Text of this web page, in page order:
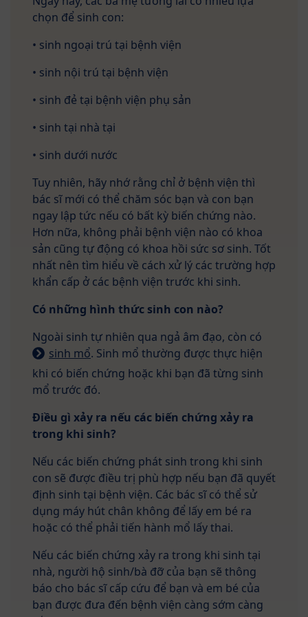
chọn để sinh con:
• sinh ngoại trú tại bệnh viện
• sinh nội trú tại bệnh viện
• sinh đẻ tại bệnh viện phụ sản
• sinh tại nhà tại
• sinh dưới nước
Tuy nhiên, hãy nhớ rằng chỉ ở bệnh viện thì
bác sĩ mới có thể chăm sóc bạn và con bạn
ngay lập tức nếu có bất kỳ biến chứng nào.
Hơn nữa, không phải bệnh viện nào có khoa
sản cũng tự động có khoa hồi sức sơ sinh. Tốt
nhất nên tìm hiểu về cách xử lý các trường hợp
khẩn cấp ở các bệnh viện trước khi sinh.
Có những hình thức sinh con nào?
Ngoài sinh tự nhiên qua ngả âm đạo, còn có
sinh mổ. Sinh mổ thường được thực hiện
khi có biến chứng hoặc khi bạn đã từng sinh
mổ trước đó.
Điều gì xảy ra nếu các biến chứng xảy ra
trong khi sinh?
Nếu các biến chứng phát sinh trong khi sinh
con sẽ được điều trị phù hợp nếu bạn đã quyết
định sinh tại bệnh viện. Các bác sĩ có thể sử
dụng máy hút chân không để lấy em bé ra
hoặc có thể phải tiến hành mổ lấy thai.
Nếu các biến chứng xảy ra trong khi sinh tại
nhà, người hộ sinh/bà đỡ của bạn sẽ thông
báo cho bác sĩ cấp cứu để bạn và em bé của
bạn được đưa đến bệnh viện càng sớm càng